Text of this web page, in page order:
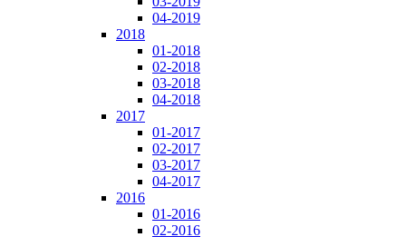
04-2019
2018
01-2018
02-2018
03-2018
04-2018
2017
01-2017
02-2017
03-2017
04-2017
2016
01-2016
02-2016